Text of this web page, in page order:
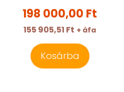
198 000,00 Ft
155 905,51 Ft + áfa
Kosárba